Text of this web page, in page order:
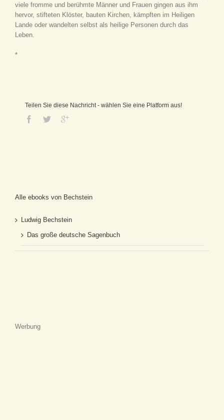
viele fromme und berühmte Männer und Frauen gingen aus ihm
hervor, stifteten Klöster, bauten Kirchen, kämpften im Heiligen
Lande oder wandelten selbst als heilige Personen durch das
Leben.
*
Teilen Sie diese Nachricht - wählen Sie eine Platform aus!
Alle ebooks von Bechstein
Ludwig Bechstein
Das große deutsche Sagenbuch
Werbung